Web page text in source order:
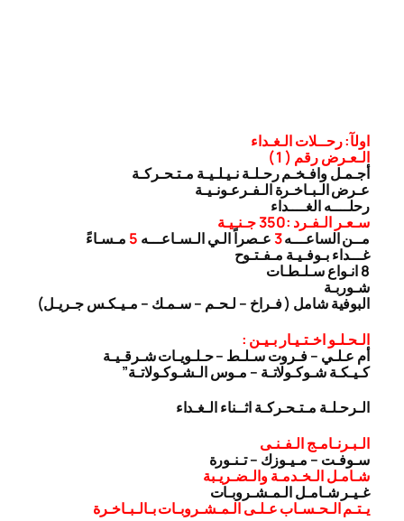
اولآ: رحــلات الـغـداء
الـعـرض رقم ( 1 )
أجـمـل وافـخـم رحـلـة نـيـلـيـة مـتـحـركـة
عـرض الـبـاخـرة الـفـرعـونـيـة
رحلــــه الغــــداء
سـعـر الـفـرد :350 جـنـيـة
مــن الساعـــه3عـصراً الـي الـسـاعـــه 5 مـسـاءً
غـــداء بـوفـيـة مـفـتـوح
8 انـواع سـلـطـات
شـوربـة
البوفية شامل ( فـراخ – لـحـم – سـمـك – مـيـكـس جـريـل)
الـحـلـو اخـتـيـار بـيـن :
أم عـلـي – فـروت سـلـط – حـلـويـات شـرقـيـة
كـيـكـة شـوكـولاتـة – مـوس الـشـوكـولاتـة”
الـرحـلـة مـتـحـركـة اثــناء الـغـداء
الـبـرنـامـج الـفـنـى
سـوفـت – مـيـوزك – تـنـورة
شـامـل الـخـدمـة والـضـريـبة
غـيـر شـامـل الـمـشـروبـات
يـتـم الـحـسـاب عـلـى الـمـشـروبـات بـالـبـاخـرة